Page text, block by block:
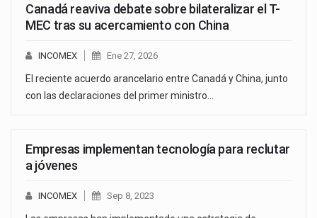
Canadá reaviva debate sobre bilateralizar el T-
MEC tras su acercamiento con China
INCOMEX Ene 27, 2026
El reciente acuerdo arancelario entre Canadá y China, junto
con las declaraciones del primer ministro…
Empresas implementan tecnología para reclutar
a jóvenes
INCOMEX Sep 8, 2023